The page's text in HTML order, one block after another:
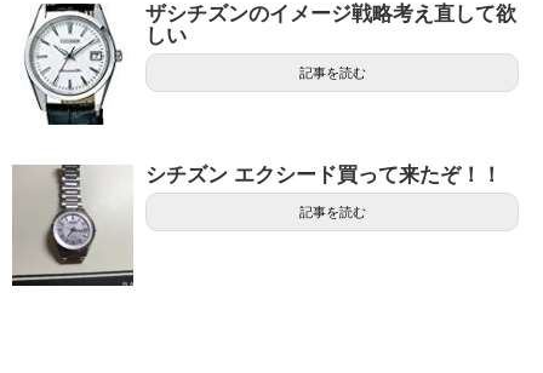
ザシチズンのイメージ戦略考え直して欲
しい
記事を読む
シチズン エクシード買って来たぞ！！
記事を読む